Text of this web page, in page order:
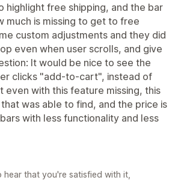
highlight free shipping, and the bar
much is missing to get to free
custom adjustments and they did
even when user scrolls, and give
It would be nice to see the
clicks "add-to-cart", instead of
with this feature missing, this
was able to find, and the price is
with less functionality and less
that you're satisfied with it,